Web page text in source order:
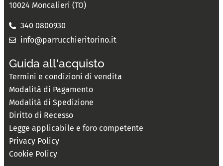
10024 Moncalieri (TO)
340 0800930
info@parrucchieritorino.it
Guida all'acquisto
Termini e condizioni di vendita
Modalità di Pagamento
Modalità di Spedizione
Diritto di Recesso
Legge applicabile e foro competente
Privacy Policy
Cookie Policy